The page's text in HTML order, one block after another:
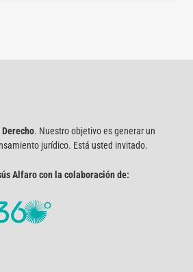
. Nuestro objetivo es generar un
jurídico. Está usted invitado.
Alfaro con la colaboración de: